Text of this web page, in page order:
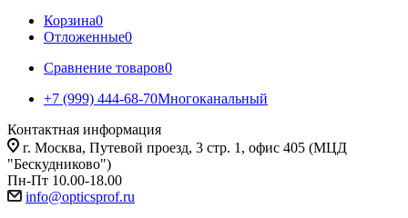
Корзина0
Отложенные0
Сравнение товаров0
+7 (999) 444-68-70Многоканальный
Контактная информация
г. Москва, Путевой проезд, 3 стр. 1, офис 405 (МЦД
"Бескудниково")
Пн-Пт 10.00-18.00
info@opticsprof.ru